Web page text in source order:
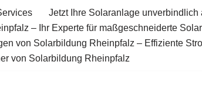
Jetzt Ihre Solaranlage unverbindlich
– Ihr Experte für maßgeschneiderte
von Solarbildung Rheinpfalz – Effiziente
von Solarbildung Rheinpfalz